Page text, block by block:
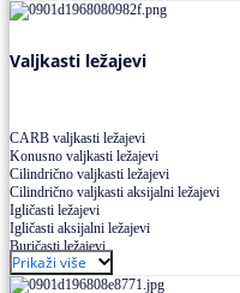
Valjkasti ležajevi
CARB valjkasti ležajevi
Konusno valjkasti ležajevi
Cilindrično valjkasti ležajevi
Cilindrično valjkasti aksijalni ležajevi
Igličasti ležajevi
Igličasti aksijalni ležajevi
Buričasti ležajevi
Buričasti zaptiveni ležajevi
Buričasti aksijalni ležajevi
Prikaži više